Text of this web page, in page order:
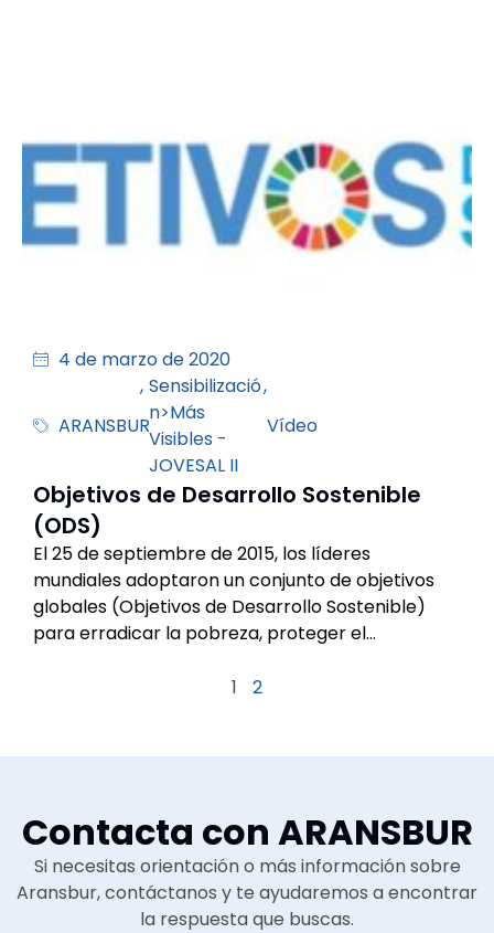
4 de marzo de 2020
ARANSBUR
, Sensibilizació
n>Más
Visibles -
JOVESAL II
,
Vídeo
Objetivos de Desarrollo Sostenible
(ODS)
El 25 de septiembre de 2015, los líderes
mundiales adoptaron un conjunto de objetivos
globales (Objetivos de Desarrollo Sostenible)
para erradicar la pobreza, proteger el…
1 2
Contacta con ARANSBUR
Si necesitas orientación o más información sobre
Aransbur, contáctanos y te ayudaremos a encontrar
la respuesta que buscas.